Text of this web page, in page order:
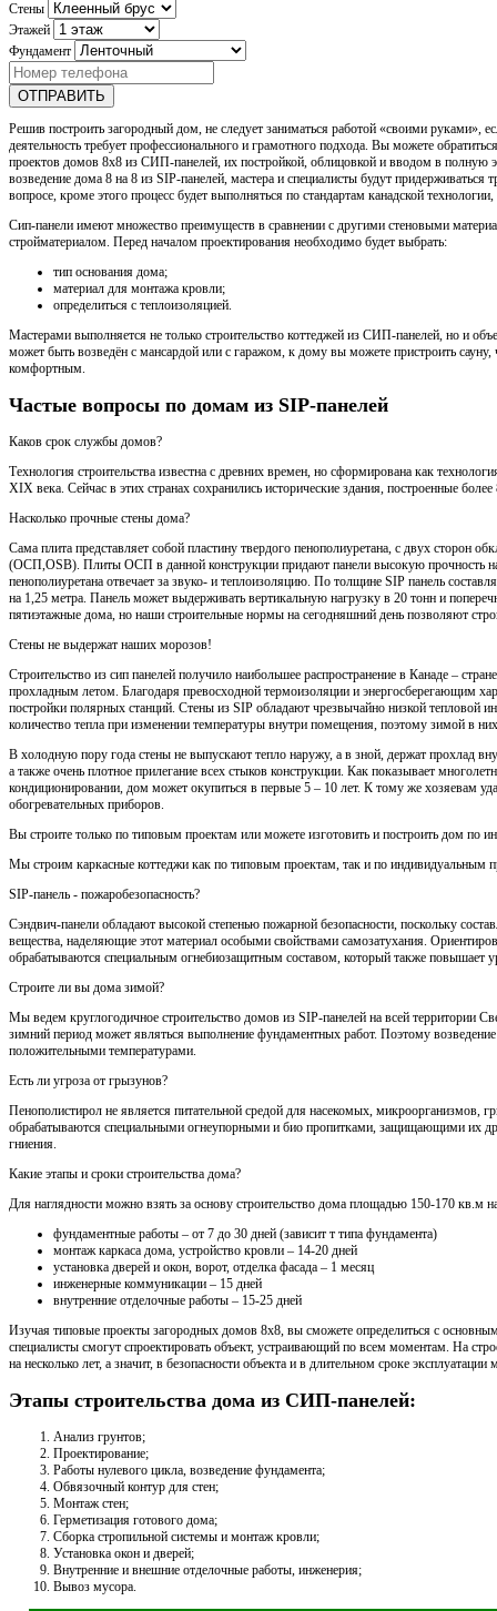
Стены
Этажей
Фундамент
ОТПРАВИТЬ
Решив построить загородный дом, не следует заниматься работой «своими руками»,
деятельность требует профессионального и грамотного подхода. Вы можете
проектов домов 8x8 из СИП-панелей, их постройкой, облицовкой и вводом в полную
возведение дома 8 на 8 из SIP-панелей, мастера и специалисты будут
вопросе, кроме этого процесс будет выполняться по стандартам канадской
Сип-панели имеют множество преимуществ в сравнении с другими стеновыми
стройматериалом. Перед началом проектирования необходимо будет выбрать:
тип основания дома;
материал для монтажа кровли;
определиться с теплоизоляцией.
Мастерами выполняется не только строительство коттеджей из СИП-панелей, но и
может быть возведён с мансардой или с гаражом, к дому вы можете пристроить
комфортным.
Частые вопросы по домам из SIP-панелей
Каков срок службы домов?
Технология строительства известна с древних времен, но сформирована как
XIX века. Сейчас в этих странах сохранились исторические здания, построенные более
Насколько прочные стены дома?
Сама плита представляет собой пластину твердого пенополиуретана, с двух сторон
(ОСП,OSB). Плиты ОСП в данной конструкции придают панели высокую прочность
пенополиуретана отвечает за звуко- и теплоизоляцию. По толщине SIP панель
на 1,25 метра. Панель может выдерживать вертикальную нагрузку в 20 тонн и
пятиэтажные дома, но наши строительные нормы на сегодняшний день позволяют
Стены не выдержат наших морозов!
Строительство из сип панелей получило наибольшее распространение в Канаде –
прохладным летом. Благодаря превосходной термоизоляции и энергосберегающим
постройки полярных станций. Стены из SIP обладают чрезвычайно низкой тепловой
количество тепла при изменении температуры внутри помещения, поэтому зимой в
В холодную пору года стены не выпускают тепло наружу, а в зной, держат прохлад
а также очень плотное прилегание всех стыков конструкции. Как показывает
кондиционировании, дом может окупиться в первые 5 – 10 лет. К тому же хозяевам
обогревательных приборов.
Вы строите только по типовым проектам или можете изготовить и построить дом по
Мы строим каркасные коттеджи как по типовым проектам, так и по индивидуальным
SIP-панель - пожаробезопасность?
Сэндвич-панели обладают высокой степенью пожарной безопасности, поскольку
вещества, наделяющие этот материал особыми свойствами самозатухания.
обрабатываются специальным огнебиозащитным составом, который также повышает
Строите ли вы дома зимой?
Мы ведем круглогодичное строительство домов из SIP-панелей на всей территории
зимний период может являться выполнение фундаментных работ. Поэтому
положительными температурами.
Есть ли угроза от грызунов?
Пенополистирол не является питательной средой для насекомых, микроорганизмов,
обрабатываются специальными огнеупорными и био пропитками, защищающими их
гниения.
Какие этапы и сроки строительства дома?
Для наглядности можно взять за основу строительство дома площадью 150-170 кв.м
фундаментные работы – от 7 до 30 дней (зависит т типа фундамента)
монтаж каркаса дома, устройство кровли – 14-20 дней
установка дверей и окон, ворот, отделка фасада – 1 месяц
инженерные коммуникации – 15 дней
внутренние отделочные работы – 15-25 дней
Изучая типовые проекты загородных домов 8х8, вы сможете определиться с
специалисты смогут спроектировать объект, устраивающий по всем моментам. На
на несколько лет, а значит, в безопасности объекта и в длительном сроке
Этапы строительства дома из СИП-панелей:
Анализ грунтов;
Проектирование;
Работы нулевого цикла, возведение фундамента;
Обвязочный контур для стен;
Монтаж стен;
Герметизация готового дома;
Сборка стропильной системы и монтаж кровли;
Установка окон и дверей;
Внутренние и внешние отделочные работы, инженерия;
Вывоз мусора.